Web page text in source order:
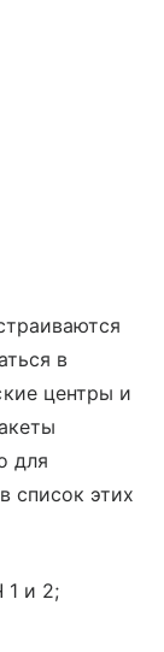
в
центры и
для
список этих
1 и 2;